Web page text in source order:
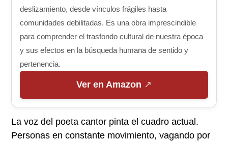
deslizamiento, desde vínculos frágiles hasta
comunidades debilitadas. Es una obra imprescindible
para comprender el trasfondo cultural de nuestra época
y sus efectos en la búsqueda humana de sentido y
pertenencia.
Ver en Amazon
La voz del poeta cantor pinta el cuadro actual.
Personas en constante movimiento, vagando por